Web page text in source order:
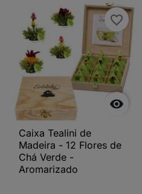

favorite_border
Caixa Tealini de
Madeira - 12 Flores de
Chá Verde -
Aromarizado